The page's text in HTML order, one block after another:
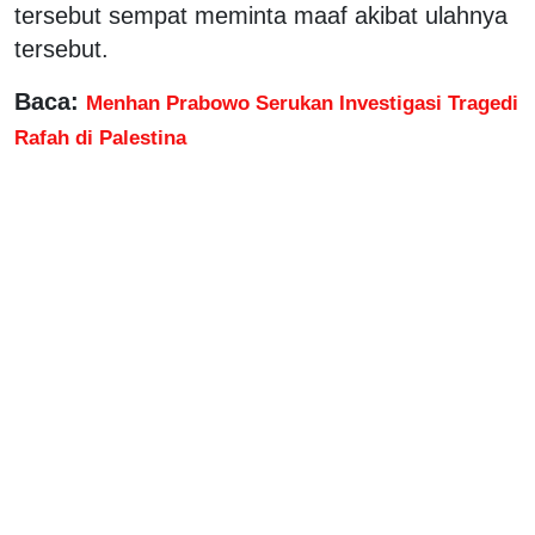
tersebut sempat meminta maaf akibat ulahnya
tersebut.
Baca: Menhan Prabowo Serukan Investigasi Tragedi
Rafah di Palestina